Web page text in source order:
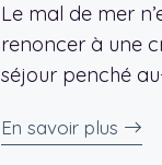
Le mal de mer
renoncer à une
séjour penché
En savoir plus